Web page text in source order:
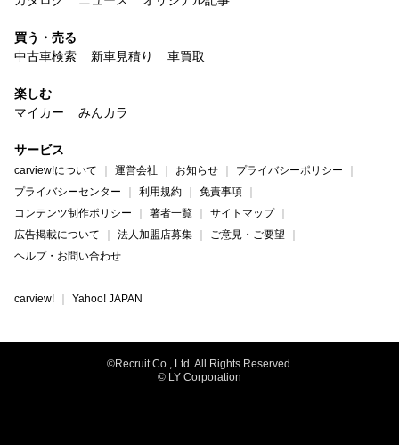
買う・売る
中古車検索
新車見積り 車買取
楽しむ
マイカー
みんカラ
サービス
carview!について 運営会社 お知らせ
プライバシーポリシー
プライバシーセンター
利用規約
免責事項
コンテンツ制作ポリシー
著者一覧
サイトマップ
広告掲載について
法人加盟店募集
ご意見・ご要望
ヘルプ・お問い合わせ
carview! Yahoo! JAPAN
©Recruit Co., Ltd. All Rights Reserved.
© LY Corporation